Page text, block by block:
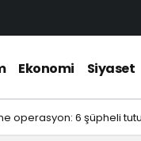
Ekonomi Siyaset
operasyon: 6 şüpheli